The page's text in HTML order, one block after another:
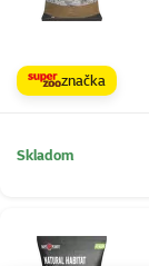
značka
Skladom